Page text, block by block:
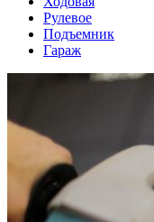
Рулевое
Подъемник
Гараж